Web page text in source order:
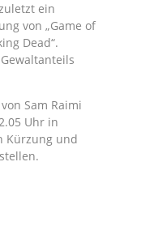
ein
von „Game of
Dead“.
Sam Raimi
Uhr in
Kürzung und